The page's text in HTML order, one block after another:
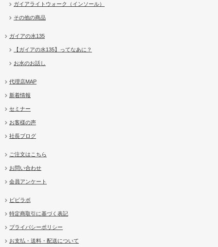
ガイアライトウォーク（インソール）
その他の商品
ガイアの水135
【ガイアの水135】ってなあに？
お水のお話し
代理店MAP
新着情報
セミナー
お客様の声
社長ブログ
ご注文はこちら
お問い合わせ
会員アンケート
ビビラボ
特定商取引に基づく表記
プライバシーポリシー
お支払・送料・配送について